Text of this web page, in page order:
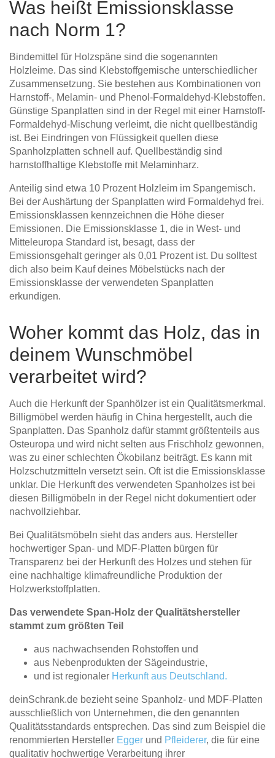
Was heißt Emissionsklasse
nach Norm 1?
Bindemittel für Holzspäne sind die sogenannten
Holzleime. Das sind Klebstoffgemische unterschiedlicher
Zusammensetzung. Sie bestehen aus Kombinationen von
Harnstoff-, Melamin- und Phenol-Formaldehyd-Klebstoffen.
Günstige Spanplatten sind in der Regel mit einer Harnstoff-
Formaldehyd-Mischung verleimt, die nicht quellbeständig
ist. Bei Eindringen von Flüssigkeit quellen diese
Spanholzplatten schnell auf. Quellbeständig sind
harnstoffhaltige Klebstoffe mit Melaminharz.
Anteilig sind etwa 10 Prozent Holzleim im Spangemisch.
Bei der Aushärtung der Spanplatten wird Formaldehyd frei.
Emissionsklassen kennzeichnen die Höhe dieser
Emissionen. Die Emissionsklasse 1, die in West- und
Mitteleuropa Standard ist, besagt, dass der
Emissionsgehalt geringer als 0,01 Prozent ist. Du solltest
dich also beim Kauf deines Möbelstücks nach der
Emissionsklasse der verwendeten Spanplatten
erkundigen.
Woher kommt das Holz, das in
deinem Wunschmöbel
verarbeitet wird?
Auch die Herkunft der Spanhölzer ist ein Qualitätsmerkmal.
Billigmöbel werden häufig in China hergestellt, auch die
Spanplatten. Das Spanholz dafür stammt größtenteils aus
Osteuropa und wird nicht selten aus Frischholz gewonnen,
was zu einer schlechten Ökobilanz beiträgt. Es kann mit
Holzschutzmitteln versetzt sein. Oft ist die Emissionsklasse
unklar. Die Herkunft des verwendeten Spanholzes ist bei
diesen Billigmöbeln in der Regel nicht dokumentiert oder
nachvollziehbar.
Bei Qualitätsmöbeln sieht das anders aus. Hersteller
hochwertiger Span- und MDF-Platten bürgen für
Transparenz bei der Herkunft des Holzes und stehen für
eine nachhaltige klimafreundliche Produktion der
Holzwerkstoffplatten.
Das verwendete Span-Holz der Qualitätshersteller
stammt zum größten Teil
aus nachwachsenden Rohstoffen und
aus Nebenprodukten der Sägeindustrie,
und ist regionaler Herkunft aus Deutschland.
deinSchrank.de bezieht seine Spanholz- und MDF-Platten
ausschließlich von Unternehmen, die den genannten
Qualitätsstandards entsprechen. Das sind zum Beispiel die
renommierten Hersteller Egger und Pfleiderer, die für eine
qualitativ hochwertige Verarbeitung ihrer